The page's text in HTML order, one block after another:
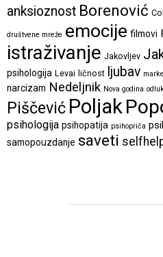
anksioznost Borenović
društvene mreže emocije filmovi
istraživanje Jakovljev
psihologija Levai ličnost ljubav
narcizam Nedeljnik Nova godina
Piščević Poljak
psihologija psihopatija psihopriča
samopouzdanje saveti